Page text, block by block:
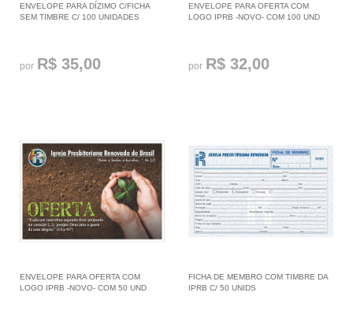
ENVELOPE PARA DÍZIMO C/FICHA
SEM TIMBRE C/ 100 UNIDADES
por R$ 35,00
ENVELOPE PARA OFERTA COM
LOGO IPRB -NOVO- COM 100 UND
por R$ 32,00
ENVELOPE PARA OFERTA COM
LOGO IPRB -NOVO- COM 50 UND
FICHA DE MEMBRO COM TIMBRE DA
IPRB C/ 50 UNIDS